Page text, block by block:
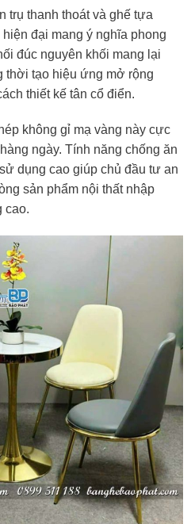
trụ thanh thoát và ghế tựa
đại mang ý nghĩa phong
đúc nguyên khối mang lại
thời tạo hiệu ứng mở rộng
thiết kế tân cổ điển.
không gỉ mạ vàng này cực
ngày. Tính năng chống ăn
dụng cao giúp chủ đầu tư an
sản phẩm nội thất nhập
cao.